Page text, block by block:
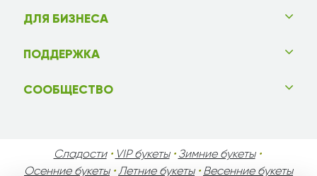
ДЛЯ БИЗНЕСА
ПОДДЕРЖКА
СООБЩЕСТВО
Сладости• VIP букеты• Зимние букеты•
Осенние букеты•Летние букеты• Весенние букеты